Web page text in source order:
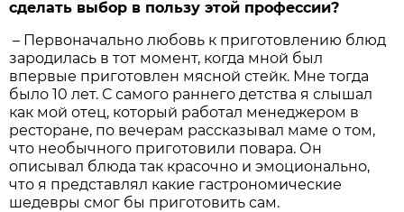
сделать выбор в пользу этой профессии?
– Первоначально любовь к приготовлению блюд
зародилась в тот момент, когда мной был
впервые приготовлен мясной стейк. Мне тогда
было 10 лет. С самого раннего детства я слышал
как мой отец, который работал менеджером в
ресторане, по вечерам рассказывал маме о том,
что необычного приготовили повара. Он
описывал блюда так красочно и эмоционально,
что я представлял какие гастрономические
шедевры смог бы приготовить сам.